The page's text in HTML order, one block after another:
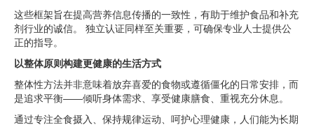
这些框架旨在提高营养信息传播的一致性，有助于维护食品和补充
剂行业的诚信。 独立认证同样至关重要，可确保专业人士提供公
正的指导。
以整体原则构建更健康的生活方式
整体性方法并非意味着放弃喜爱的食物或遵循僵化的日常安排，而
是追求平衡——倾听身体需求、享受健康膳食、重视充分休息。
通过专注全食摄入、保持规律运动、呵护心理健康，人们能为长期